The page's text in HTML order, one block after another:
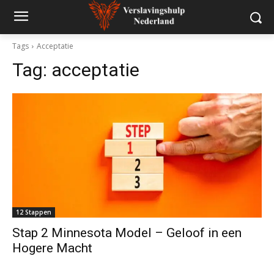
Tags Acceptatie
Tag: acceptatie
12 Stappen
Stap 2 Minnesota Model – Geloof in een
Hogere Macht